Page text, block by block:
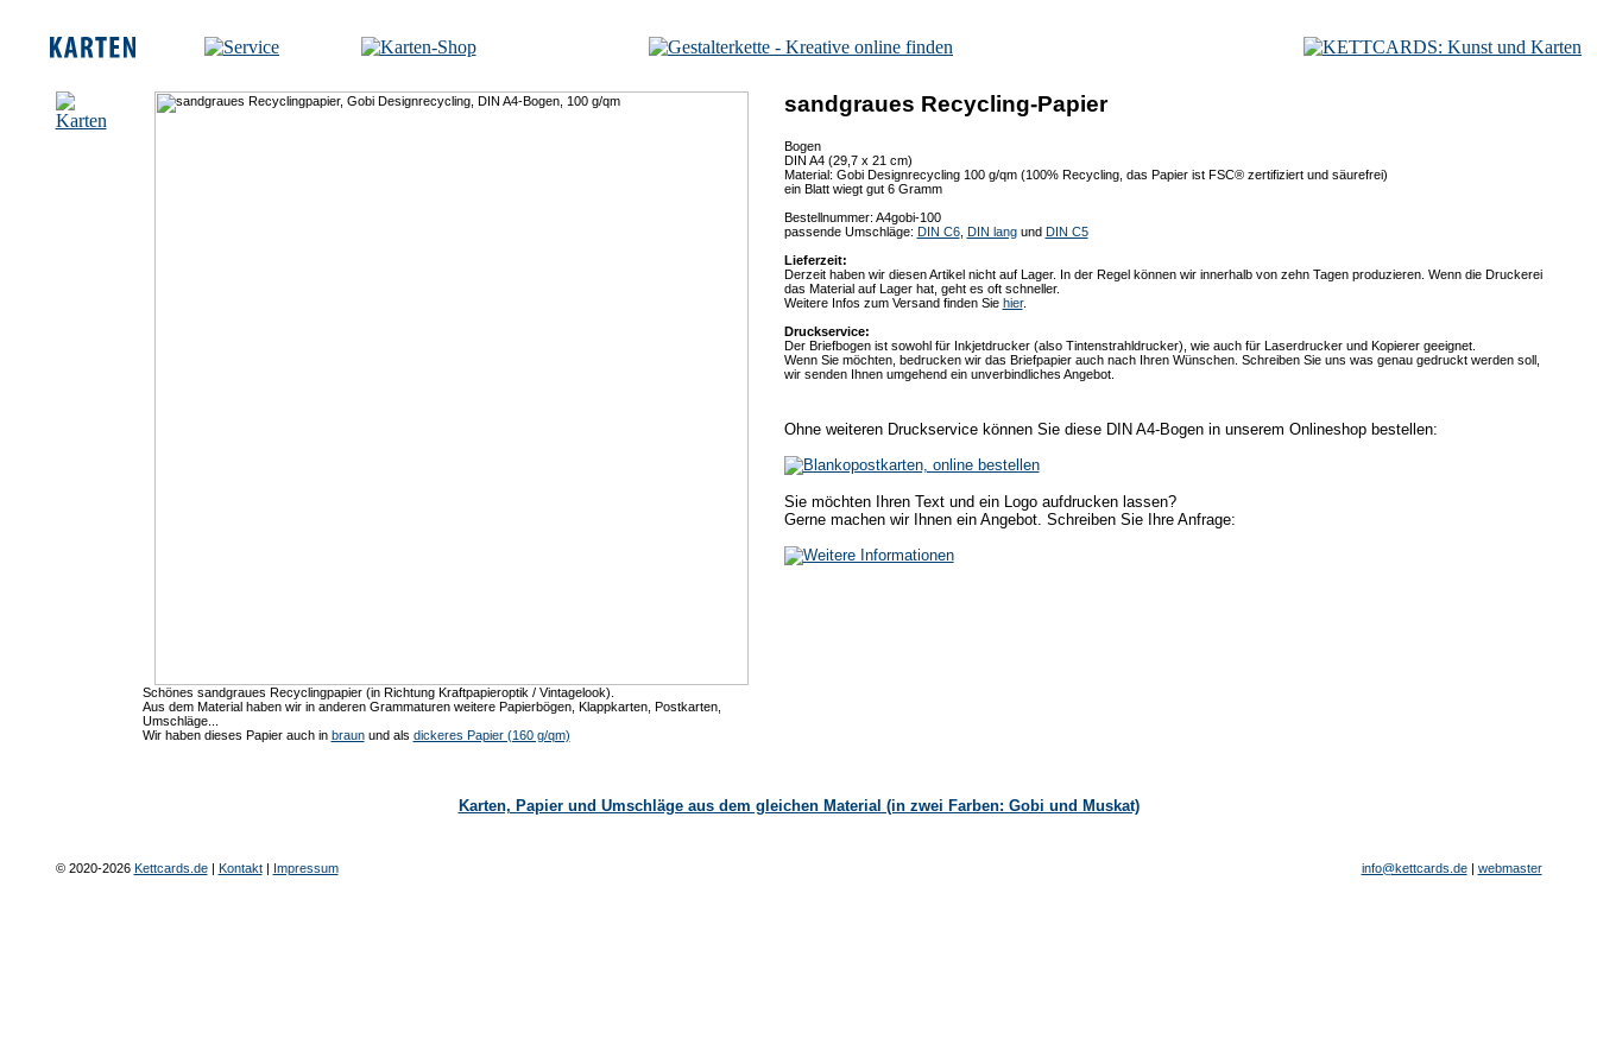
Schönes sandgraues Recyclingpapier (in Richtung Kraftpapieroptik / Vintagelook).
Aus dem Material haben wir in anderen Grammaturen weitere Papierbögen, Klappkarten, Postkarten,
Umschläge...
Wir haben dieses Papier auch in braunund als dickeres Papier (160 g/qm)
sandgraues Recycling-Papier
Bogen
DIN A4 (29,7 x 21 cm)
Material: Gobi Designrecycling 100 g/qm (100% Recycling, das Papier ist FSC® zertifiziert und säurefrei)
ein Blatt wiegt gut 6 Gramm
Bestellnummer: A4gobi-100
passende Umschläge: DIN C6, DIN langund DIN C5
Lieferzeit:
Derzeit haben wir diesen Artikel nicht auf Lager. In der Regel können wir innerhalb von zehn Tagen produzieren. Wenn die Druckerei
das Material auf Lager hat, geht es oft schneller.
Weitere Infos zum Versand finden Sie hier.
Druckservice:
Der Briefbogen ist sowohl für Inkjetdrucker (also Tintenstrahldrucker), wie auch für Laserdrucker und Kopierer geeignet.
Wenn Sie möchten, bedrucken wir das Briefpapier auch nach Ihren Wünschen. Schreiben Sie uns was genau gedruckt werden soll,
wir senden Ihnen umgehend ein unverbindliches Angebot.
Ohne weiteren Druckservice können Sie diese DIN A4-Bogen in unserem Onlineshop bestellen:
Sie möchten Ihren Text und ein Logo aufdrucken lassen?
Gerne machen wir Ihnen ein Angebot. Schreiben Sie Ihre Anfrage:
Karten, Papier und Umschläge aus dem gleichen Material (in zwei Farben: Gobi und Muskat)
© 2020-2026 Kettcards.de| Kontakt| Impressum info@kettcards.de| webmaster